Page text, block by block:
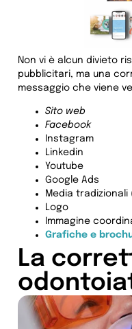
Non vi è alcun divieto
pubblicitari, ma una
messaggio che viene
Sito web
Facebook
Instagram
Linkedin
Youtube
Google Ads
Media
Logo
Immagine
Grafiche e
La